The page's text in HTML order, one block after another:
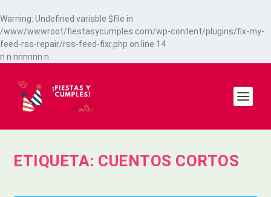
Warning: Undefined variable $file in
/www/wwwroot/fiestasycumples.com/wp-content/plugins/fix-my-
feed-rss-repair/rss-feed-fixr.php on line 14
n n nnnnnn n
ETIQUETA: CUENTOS CORTOS